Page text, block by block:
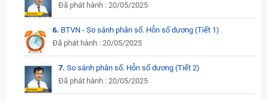
Đã phát hành : 20/05/2025
6. BTVN - So sánh phân số. Hỗn số dương (Tiết 1)
Đã phát hành : 20/05/2025
7. So sánh phân số. Hỗn số dương (Tiết 2)
Đã phát hành : 20/05/2025